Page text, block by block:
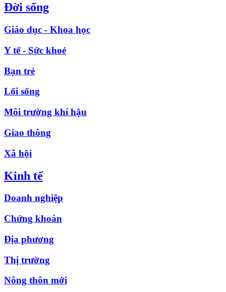
Đời sống
Giáo dục - Khoa học
Y tế - Sức khoẻ
Bạn trẻ
Lối sống
Môi trường khí hậu
Giao thông
Xã hội
Kinh tế
Doanh nghiệp
Chứng khoán
Địa phương
Thị trường
Nông thôn mới